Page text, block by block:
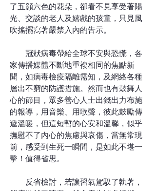
了五顔六色的花朵，卻看不見享受著陽
光、交談的老人及嬉戲的孩童，只見風
吹搖擺寫著嚴禁入內的告示。
冠狀病毒帶給全球不安與恐慌，各
家傳播媒體不斷地重複相同的焦點新
聞，如病毒檢疫隔離需知，及網絡各種
層出不窮的防護措施。然而也有鼓舞人
心的節目，眾多善心人士出錢出力布施
的報導，用音樂、用歌聲，彼此鼓勵傳
遞溫暖，但這短暫的心安和溫馨，似乎
撫慰不了內心的焦慮與哀傷，當無常現
前，感受到生死一瞬間，是如此不堪一
擊！值得省思。
反省檢討，若讓習氣駕馭了執著，